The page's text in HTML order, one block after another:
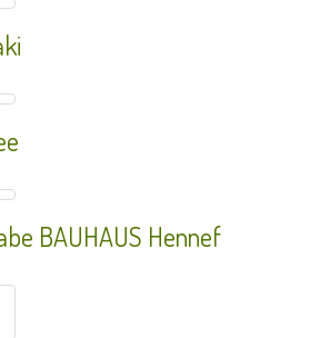
BAUHAUS Hennef